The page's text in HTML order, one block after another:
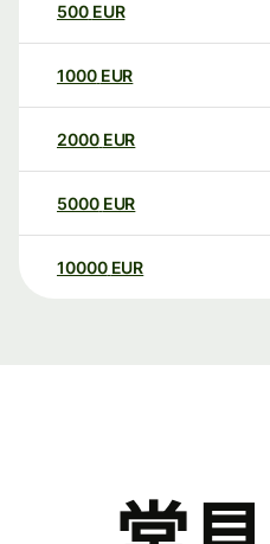
500 EUR
1000 EUR
2000 EUR
5000 EUR
10000 EUR